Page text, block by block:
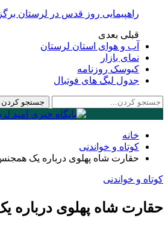
راهپیمایی روز قدس در لرستان
قبلی بعدی
آب و هوای استان لرستان
نمای بازار
کیوسک روزنامه
جدول لیگ های فوتبال
خانه
کوتاه و خواندنی
حقارت شاه پهلوی درباره یک
کوتاه و خواندنی
حقارت شاه پهلوی درباره